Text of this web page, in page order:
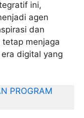
ini,
agen
dan
menjaga
digital yang
PROGRAM